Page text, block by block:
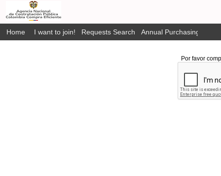
Home I want to join! Requests Search Annual Purchasing Plan
Por favor